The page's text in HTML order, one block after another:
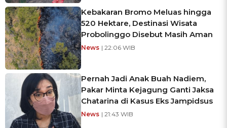
Kebakaran Bromo Meluas hingga
520 Hektare, Destinasi Wisata
Probolinggo Disebut Masih Aman
News | 22:06 WIB
Pernah Jadi Anak Buah Nadiem,
Pakar Minta Kejagung Ganti Jaksa
Chatarina di Kasus Eks Jampidsus
News | 21:43 WIB